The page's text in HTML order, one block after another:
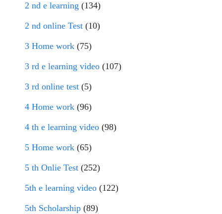
2 nd e learning (134)
2 nd online Test (10)
3 Home work (75)
3 rd e learning video (107)
3 rd online test (5)
4 Home work (96)
4 th e learning video (98)
5 Home work (65)
5 th Onlie Test (252)
5th e learning video (122)
5th Scholarship (89)